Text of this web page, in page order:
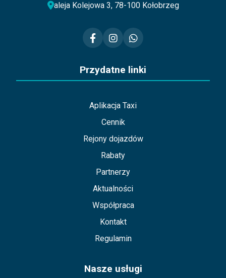
aleja Kolejowa 3, 78-100 Kołobrzeg
Przydatne linki
Aplikacja Taxi
Cennik
Rejony dojazdów
Rabaty
Partnerzy
Aktualności
Współpraca
Kontakt
Regulamin
Nasze usługi